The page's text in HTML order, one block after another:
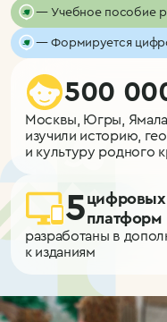
— Учебное пособие
— Формируется
500
Москвы, Югры,
изучили историю,
и культуру родного
5цифровых
платформ
разработаны в
к изданиям